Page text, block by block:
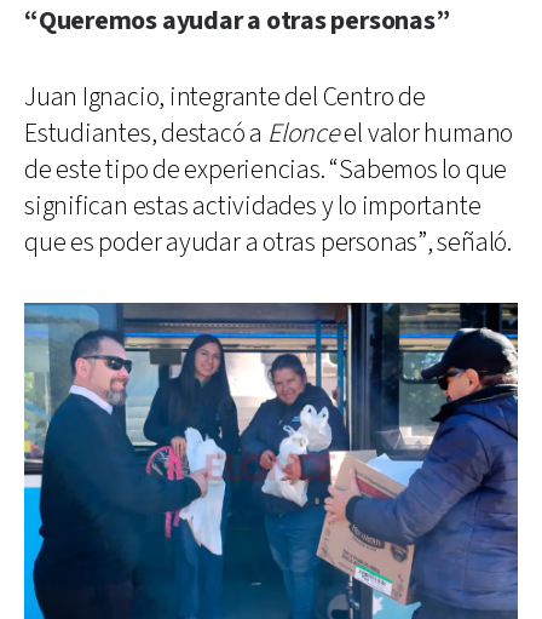
“Queremos ayudar a otras personas”
Juan Ignacio, integrante del Centro de
Estudiantes, destacó a Elonceel valor humano
de este tipo de experiencias. “Sabemos lo que
significan estas actividades y lo importante
que es poder ayudar a otras personas”, señaló.